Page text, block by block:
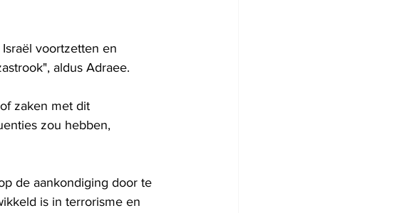
voortzetten en
aldus Adraee.
zaken met dit
zou hebben,
de aankondiging door te
is in terrorisme en